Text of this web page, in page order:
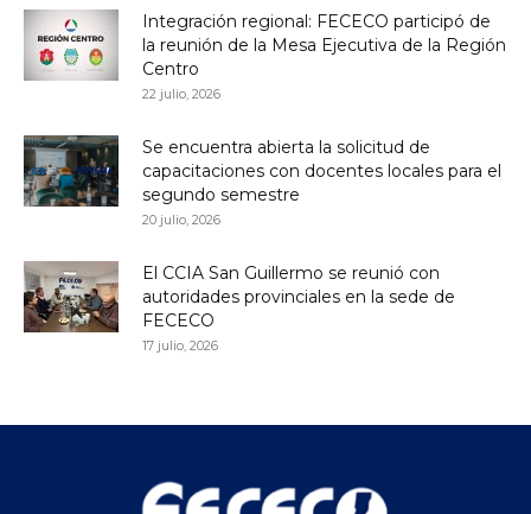
Integración regional: FECECO participó de
la reunión de la Mesa Ejecutiva de la Región
Centro
22 julio, 2026
Se encuentra abierta la solicitud de
capacitaciones con docentes locales para el
segundo semestre
20 julio, 2026
El CCIA San Guillermo se reunió con
autoridades provinciales en la sede de
FECECO
17 julio, 2026